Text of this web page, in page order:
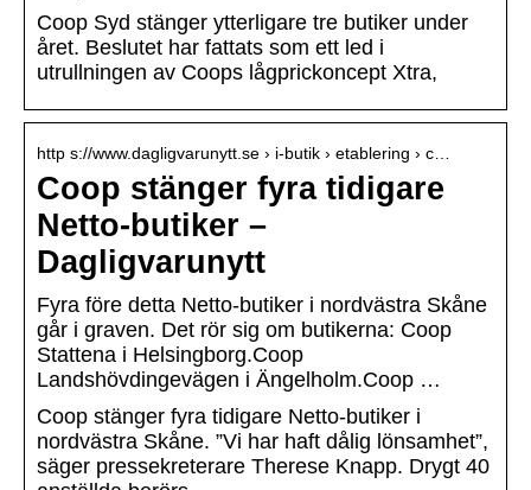
Coop Syd stänger ytterligare tre butiker under
året. Beslutet har fattats som ett led i
utrullningen av Coops lågprickoncept Xtra,
http s://www.dagligvarunytt.se › i-butik › etablering › c…
Coop stänger fyra tidigare
Netto-butiker –
Dagligvarunytt
Fyra före detta Netto-butiker i nordvästra Skåne
går i graven. Det rör sig om butikerna: Coop
Stattena i Helsingborg.Coop
Landshövdingevägen i Ängelholm.Coop …
Coop stänger fyra tidigare Netto-butiker i
nordvästra Skåne. ”Vi har haft dålig lönsamhet”,
säger pressekreterare Therese Knapp. Drygt 40